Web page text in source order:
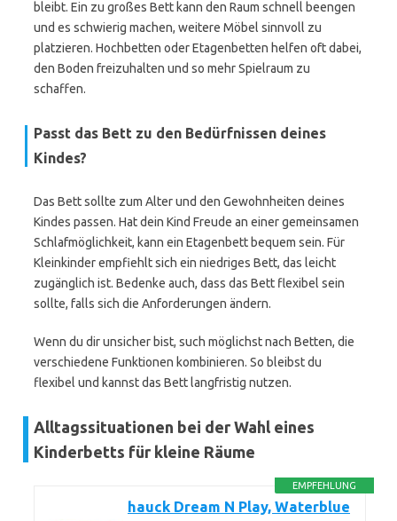
bleibt. Ein zu großes Bett kann den Raum schnell beengen
und es schwierig machen, weitere Möbel sinnvoll zu
platzieren. Hochbetten oder Etagenbetten helfen oft dabei,
den Boden freizuhalten und so mehr Spielraum zu
schaffen.
Passt das Bett zu den Bedürfnissen deines
Kindes?
Das Bett sollte zum Alter und den Gewohnheiten deines
Kindes passen. Hat dein Kind Freude an einer gemeinsamen
Schlafmöglichkeit, kann ein Etagenbett bequem sein. Für
Kleinkinder empfiehlt sich ein niedriges Bett, das leicht
zugänglich ist. Bedenke auch, dass das Bett flexibel sein
sollte, falls sich die Anforderungen ändern.
Wenn du dir unsicher bist, such möglichst nach Betten, die
verschiedene Funktionen kombinieren. So bleibst du
flexibel und kannst das Bett langfristig nutzen.
Alltagssituationen bei der Wahl eines
Kinderbetts für kleine Räume
EMPFEHLUNG
hauck Dream N Play, Waterblue